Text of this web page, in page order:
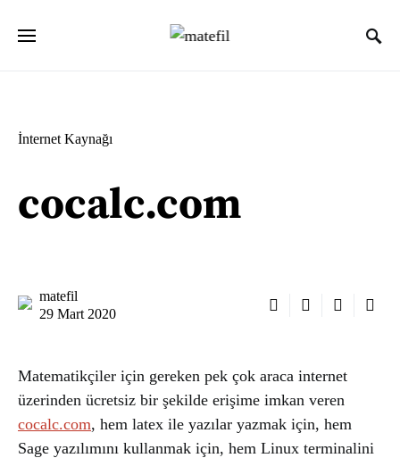
İnternet Kaynağı
cocalc.com
matefil
29 Mart 2020
Matematikçiler için gereken pek çok araca internet
üzerinden ücretsiz bir şekilde erişime imkan veren
cocalc.com, hem latex ile yazılar yazmak için, hem
Sage yazılımını kullanmak için, hem Linux terminalini